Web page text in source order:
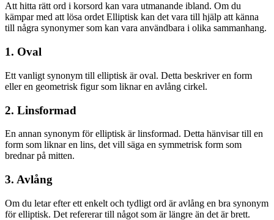
Att hitta rätt ord i korsord kan vara utmanande ibland. Om du
kämpar med att lösa ordet Elliptisk kan det vara till hjälp att känna
till några synonymer som kan vara användbara i olika sammanhang.
1. Oval
Ett vanligt synonym till elliptisk är oval. Detta beskriver en form
eller en geometrisk figur som liknar en avlång cirkel.
2. Linsformad
En annan synonym för elliptisk är linsformad. Detta hänvisar till en
form som liknar en lins, det vill säga en symmetrisk form som
brednar på mitten.
3. Avlång
Om du letar efter ett enkelt och tydligt ord är avlång en bra synonym
för elliptisk. Det refererar till något som är längre än det är brett.